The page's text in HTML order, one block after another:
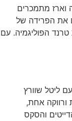
בטלפון 06:03 - 06:28 נועה וארז מתמכרים
את הפרידה של
הפוליגמיה. עם
סדרה קומית עם ליטל שוורץ
ורווקה אחת,
והסקס